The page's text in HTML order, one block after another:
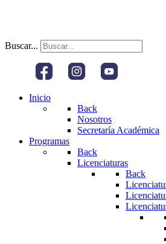
Buscar...
Inicio
Back
Nosotros
Secretaría Académica
Programas
Back
Licenciaturas
Back